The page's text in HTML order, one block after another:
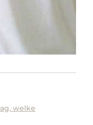
welke